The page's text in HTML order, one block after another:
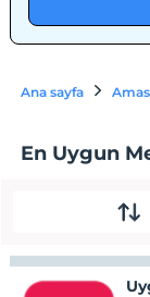
Ana sayfa
En Uygun